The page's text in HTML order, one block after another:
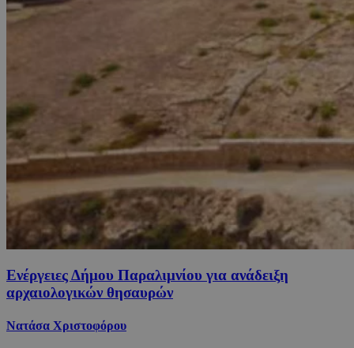
Ενέργειες Δήμου Παραλιμνίου για ανάδειξη
αρχαιολογικών θησαυρών
Νατάσα Χριστοφόρου